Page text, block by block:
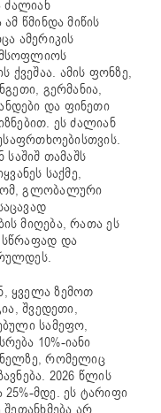
ძალიან
წმინდა მიწის
ამერიკის
ამის ფონზე,
გერმანია,
და ფინეთი
ეს ძალიან
თამაშს
საქმე,
გლობალური
მიღება, რათა ეს
სწრაფად და
ყველა ზემოთ
შვედეთი,
სამეფო,
10%-იანი
რომელიც
2026 წლის
მდე. ეს ტარიფი